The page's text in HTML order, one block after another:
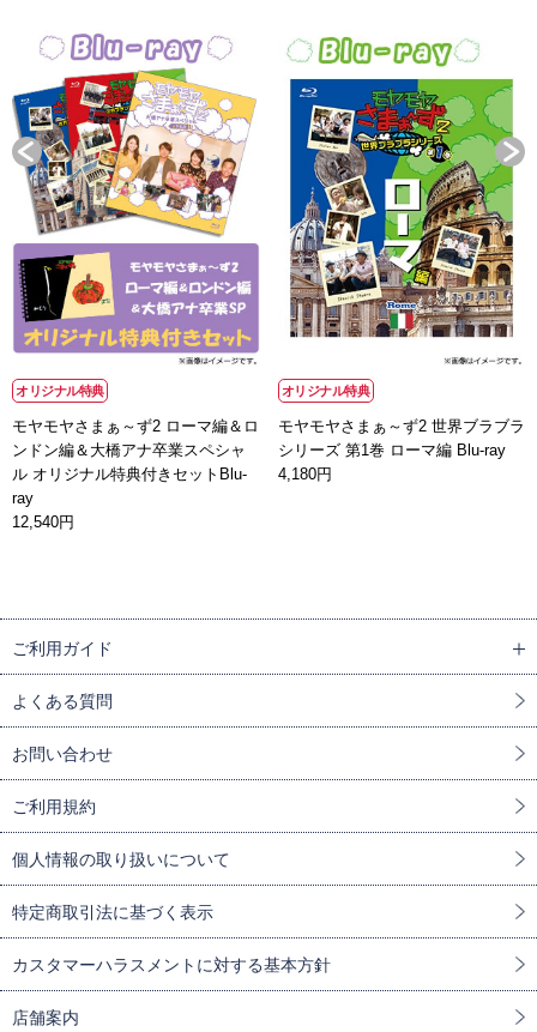
オリジナル特典
モヤモヤさまぁ～ず2 ローマ編＆ロ
ンドン編＆大橋アナ卒業スペシャ
ル オリジナル特典付きセットBlu-
ray
12,540円
オリジナル特典
モヤモヤさまぁ～ず2 世界ブラブラ
シリーズ 第1巻 ローマ編 Blu-ray
4,180円
ご利用ガイド
よくある質問
お問い合わせ
ご利用規約
個人情報の取り扱いについて
特定商取引法に基づく表示
カスタマーハラスメントに対する基本方針
店舗案内